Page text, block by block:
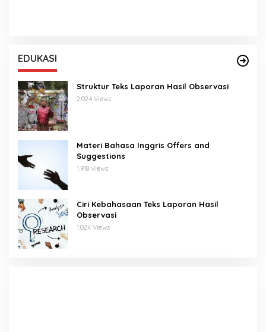
EDUKASI
Struktur Teks Laporan Hasil Observasi
2.024 Views
Materi Bahasa Inggris Offers and
Suggestions
1.918 Views
Ciri Kebahasaan Teks Laporan Hasil
Observasi
1.024 Views